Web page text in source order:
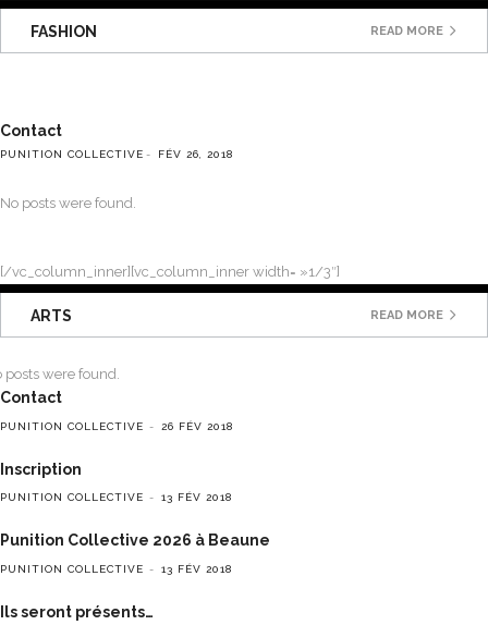
FASHION READ MORE
Contact
PUNITION COLLECTIVE FÉV 26, 2018
No posts were found.
[/vc_column_inner][vc_column_inner width= »1/3″]
ARTS READ MORE
posts were found.
Contact
PUNITION COLLECTIVE 26 FÉV 2018
Inscription
PUNITION COLLECTIVE 13 FÉV 2018
Punition Collective 2026 à Beaune
PUNITION COLLECTIVE 13 FÉV 2018
Ils seront présents…